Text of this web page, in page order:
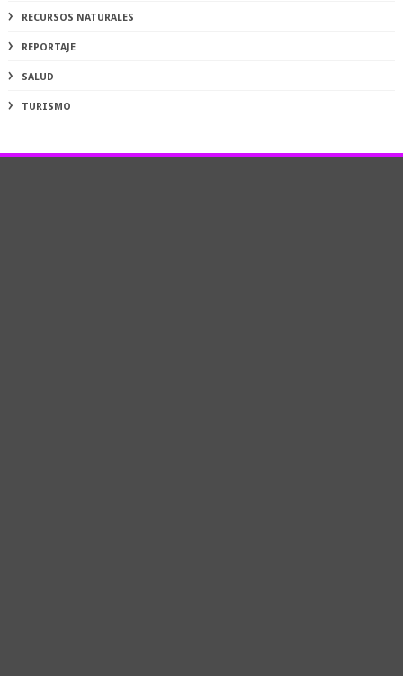
RECURSOS NATURALES
REPORTAJE
SALUD
TURISMO